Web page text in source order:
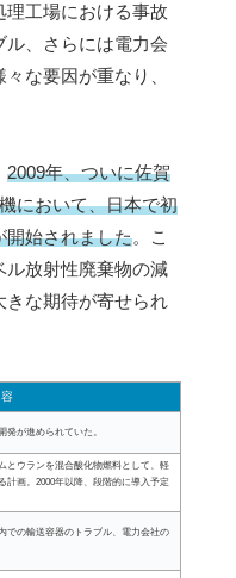
工場における事故
、さらには電力会
な要因が重なり、
2009年、ついに佐賀
において、日本で初
開始されました。こ
ル放射性廃棄物の減
きな期待が寄せられ
発が進められていた。
とウランを混合酸化物燃料として、軽
計画。2000年以降、段階的に導入予定
での輸送容器のトラブル、電力会社の